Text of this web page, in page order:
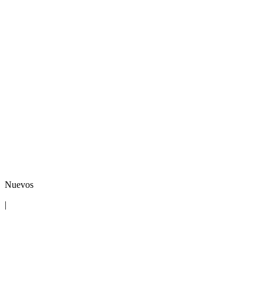
Nuevos
|